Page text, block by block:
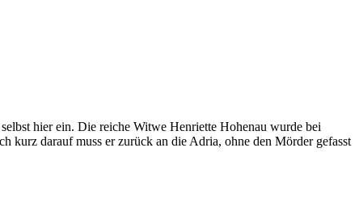
hier ein. Die reiche Witwe Henriette Hohenau wurde bei
kurz darauf muss er zurück an die Adria, ohne den Mörder gefasst